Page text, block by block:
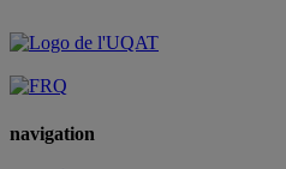
navigation